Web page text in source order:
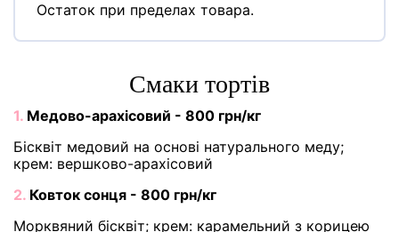
Остаток при пределах товара.
Cмаки тортів
1. Медово-арахісовий - 800 грн/кг
Бісквіт медовий на основі натурального меду;
крем: вершково-арахісовий
2. Ковток сонця - 800 грн/кг
Морквяний бісквіт; крем: карамельний з корицею